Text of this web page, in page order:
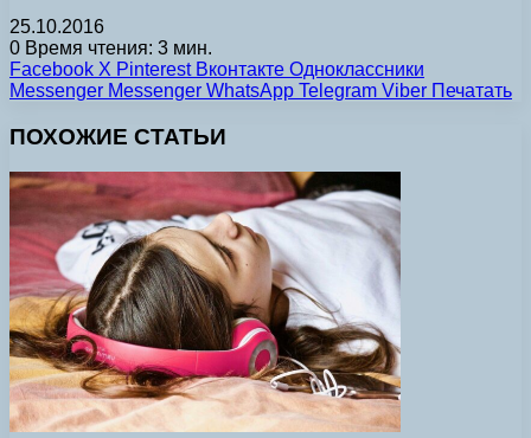
25.10.2016
0 Время чтения: 3 мин.
Facebook X Pinterest Вконтакте Одноклассники
Messenger Messenger WhatsApp Telegram Viber Печатать
ПОХОЖИЕ СТАТЬИ